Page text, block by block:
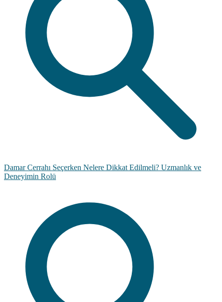
Damar Cerrahı Seçerken Nelere Dikkat Edilmeli? Uzmanlık ve
Deneyimin Rolü